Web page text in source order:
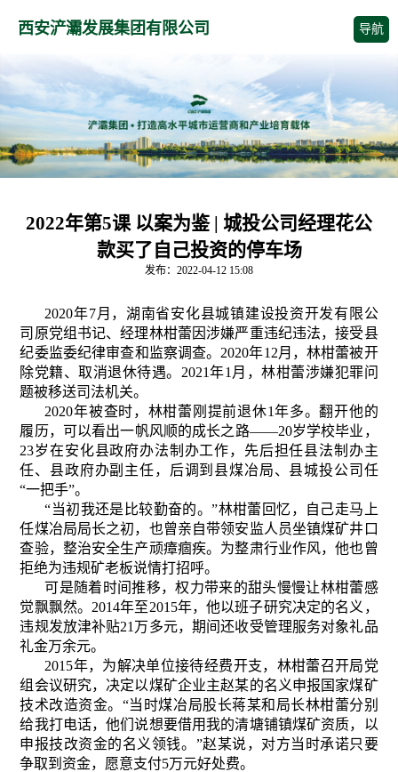
西安浐灞发展集团有限公司 导航
2022年第5课 以案为鉴 | 城投公司经理花公
款买了自己投资的停车场
发布：2022-04-12 15:08
2020年7月，湖南省安化县城镇建设投资开发有限公
司原党组书记、经理林柑蕾因涉嫌严重违纪违法，接受县
纪委监委纪律审查和监察调查。2020年12月，林柑蕾被开
除党籍、取消退休待遇。2021年1月，林柑蕾涉嫌犯罪问
题被移送司法机关。
2020年被查时，林柑蕾刚提前退休1年多。翻开他的
履历，可以看出一帆风顺的成长之路——20岁学校毕业，
23岁在安化县政府办法制办工作，先后担任县法制办主
任、县政府办副主任，后调到县煤冶局、县城投公司任
“一把手”。
“当初我还是比较勤奋的。”林柑蕾回忆，自己走马上
任煤冶局局长之初，也曾亲自带领安监人员坐镇煤矿井口
查验，整治安全生产顽瘴痼疾。为整肃行业作风，他也曾
拒绝为违规矿老板说情打招呼。
可是随着时间推移，权力带来的甜头慢慢让林柑蕾感
觉飘飘然。2014年至2015年，他以班子研究决定的名义，
违规发放津补贴21万多元，期间还收受管理服务对象礼品
礼金万余元。
2015年，为解决单位接待经费开支，林柑蕾召开局党
组会议研究，决定以煤矿企业主赵某的名义申报国家煤矿
技术改造资金。“当时煤冶局股长蒋某和局长林柑蕾分别
给我打电话，他们说想要借用我的清塘铺镇煤矿资质，以
申报技改资金的名义领钱。”赵某说，对方当时承诺只要
争取到资金，愿意支付5万元好处费。